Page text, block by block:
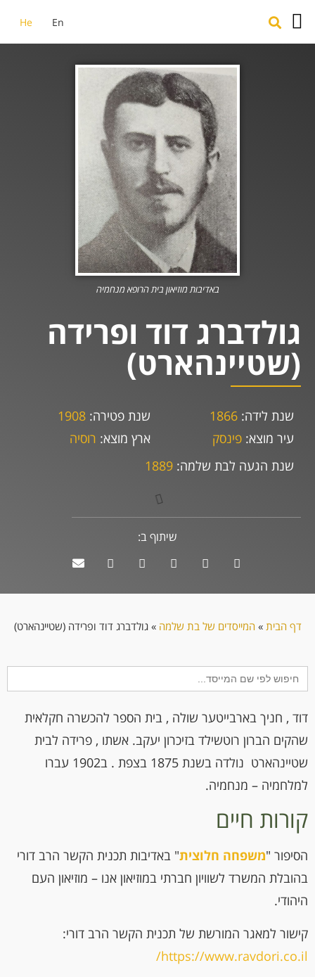
En
He
גולדברג דוד ופרידה
(שטיינהארט)
שנת לידה: 1866 שנת פטירה: 1908
עיר מוצא: פינסק ארץ מוצא: רוסיה
שנת הגעה לבת שלמה: 1889
שיתוף ב:
באדיבות מוזיאון בית הרופא מנחמיה
דף הבית » המייסדים של בת שלמה »גולדברג דוד ופרידה (שטיינהארט)
Search
for:
דוד , חניך בארבייטער שולה , בית הספר להכשרה חקלאית
שהקים הברון רוטשילד בזיכרון יעקב. אשתו , פרידה לבית
שטיינהארט נולדה בשנת 1875 בצפת . ב1902 עברו
למלחמיה – מנחמיה.
קורות חיים
הסיפור "משפחה חלוצית" באדיבות תכנית הקשר הרב דורי
בהובלת המשרד לשוויון חברתי במוזיאון אנו – מוזיאון העם
היהודי.
קישור למאגר המורשת של תכנית הקשר הרב דורי:
https://www.ravdori.co.il/